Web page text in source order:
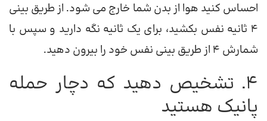
احساس کنید هوا از بدن شما خارج می شود. از طریق بینی
4 ثانیه نفس بکشید، برای یک ثانیه نگه دارید و سپس با
شمارش 4 از طریق بینی نفس خود را بیرون دهید.
4. تشخیص دهید که دچار حمله
پانیک هستید